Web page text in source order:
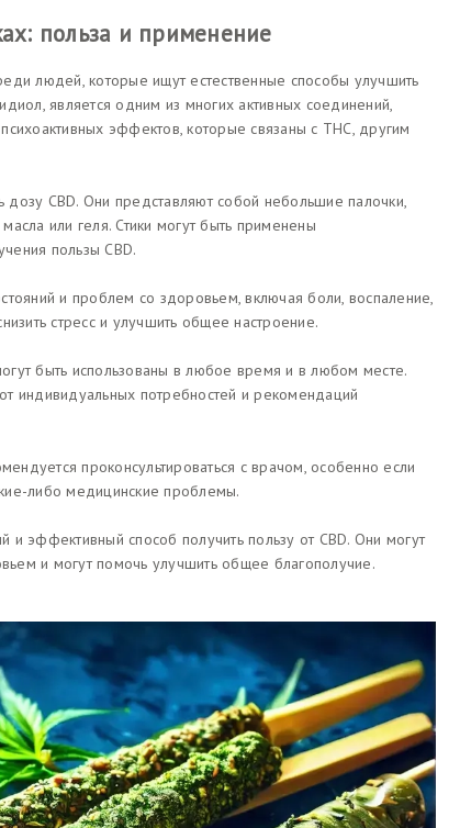
польза и применение
людей, которые ищут естественные способы улучшить
является одним из многих активных соединений,
эффектов, которые связаны с THC, другим
дозу CBD. Они представляют собой небольшие палочки,
или геля. Стики могут быть применены
пользы CBD.
и проблем со здоровьем, включая боли, воспаление,
стресс и улучшить общее настроение.
быть использованы в любое время и в любом месте.
индивидуальных потребностей и рекомендаций
проконсультироваться с врачом, особенно если
либо медицинские проблемы.
эффективный способ получить пользу от CBD. Они могут
и могут помочь улучшить общее благополучие.